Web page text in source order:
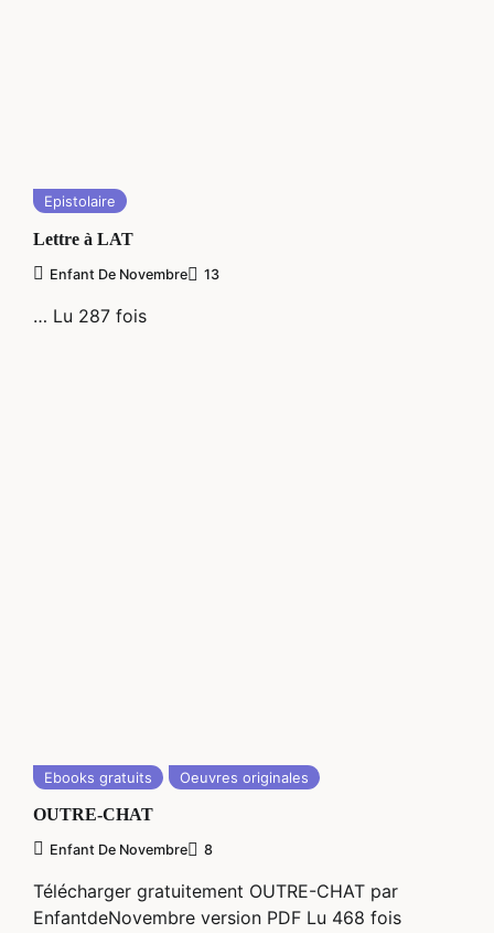
Epistolaire
Lettre à LAT
Enfant De Novembre 13
… Lu 287 fois
Ebooks gratuits Oeuvres originales
OUTRE-CHAT
Enfant De Novembre 8
Télécharger gratuitement OUTRE-CHAT par
EnfantdeNovembre version PDF Lu 468 fois